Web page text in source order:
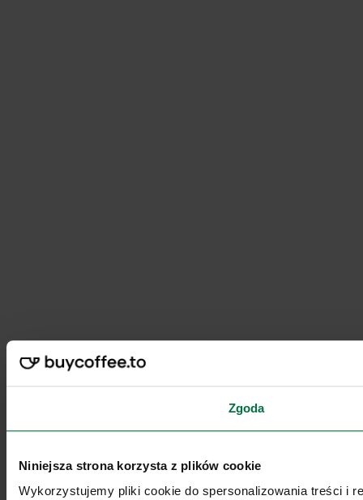
Zgoda
Niniejsza strona korzysta z plików cookie
Wykorzystujemy pliki cookie do spersonalizowania treści i